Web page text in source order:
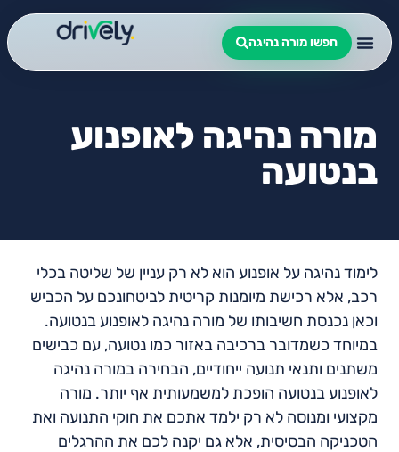
חפשו מורה נהיגה
מורה נהיגה לאופנוע
בנטועה
לימוד נהיגה על אופנוע הוא לא רק עניין של שליטה בכלי
רכב, אלא רכישת מיומנות קריטית לביטחונכם על הכביש
וכאן נכנסת חשיבותו של מורה נהיגה לאופנוע בנטועה.
במיוחד כשמדובר ברכיבה באזור כמו נטועה, עם כבישים
משתנים ותנאי תנועה ייחודיים, הבחירה במורה נהיגה
לאופנוע בנטועה הופכת למשמעותית אף יותר. מורה
מקצועי ומנוסה לא רק ילמד אתכם את חוקי התנועה ואת
הטכניקה הבסיסית, אלא גם יקנה לכם את ההרגלים